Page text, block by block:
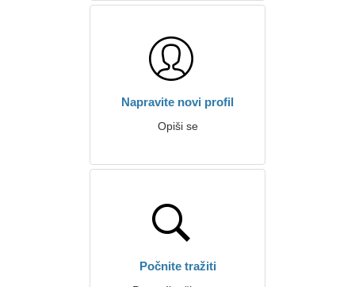
Napravite novi profil
Opiši se
Počnite tražiti